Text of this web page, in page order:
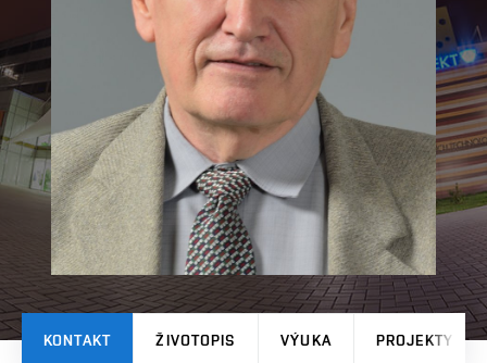
KONTAKT ŽIVOTOPIS VÝUKA PROJEKTY